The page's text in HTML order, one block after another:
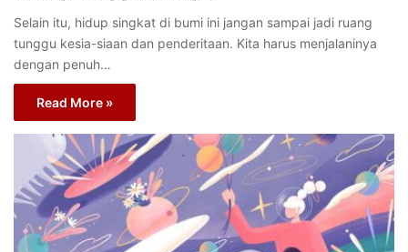
Selain itu, hidup singkat di bumi ini jangan sampai jadi ruang
tunggu kesia-siaan dan penderitaan. Kita harus menjalaninya
dengan penuh…
Read More »